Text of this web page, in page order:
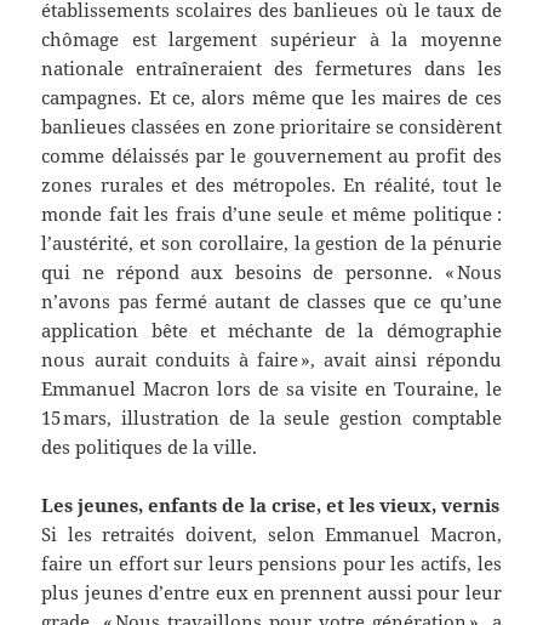
établissements scolaires des banlieues où le taux de
chômage est largement supérieur à la moyenne
nationale entraîneraient des fermetures dans les
campagnes. Et ce, alors même que les maires de ces
banlieues classées en zone prioritaire se considèrent
comme délaissés par le gouvernement au profit des
zones rurales et des métropoles. En réalité, tout le
monde fait les frais d’une seule et même politique :
l’austérité, et son corollaire, la gestion de la pénurie
qui ne répond aux besoins de personne. « Nous
n’avons pas fermé autant de classes que ce qu’une
application bête et méchante de la démographie
nous aurait conduits à faire », avait ainsi répondu
Emmanuel Macron lors de sa visite en Touraine, le
15 mars, illustration de la seule gestion comptable
des politiques de la ville.
Les jeunes, enfants de la crise, et les vieux, vernis
Si les retraités doivent, selon Emmanuel Macron,
faire un effort sur leurs pensions pour les actifs, les
plus jeunes d’entre eux en prennent aussi pour leur